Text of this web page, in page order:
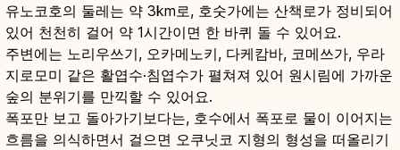
유노코호의 둘레는 약 3km로, 호숫가에는 산책로가 정비되어
있어 천천히 걸어 약 1시간이면 한 바퀴 돌 수 있어요.
주변에는 노리우쓰기, 오카메노키, 다케캄바, 코메쓰가, 우라
지로모미 같은 활엽수·침엽수가 펼쳐져 있어 원시림에 가까운
숲의 분위기를 만끽할 수 있어요.
폭포만 보고 돌아가기보다는, 호수에서 폭포로 물이 이어지는
흐름을 의식하면서 걸으면 오쿠닛코 지형의 형성을 떠올리기